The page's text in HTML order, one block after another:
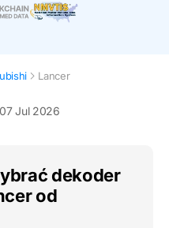
Lancer
Jul 2026
dekoder
od